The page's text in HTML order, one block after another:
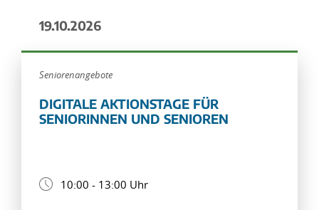
19.10.2026
Seniorenangebote
DIGITALE AKTIONSTAGE FÜR
SENIORINNEN UND SENIOREN
10:00 - 13:00 Uhr